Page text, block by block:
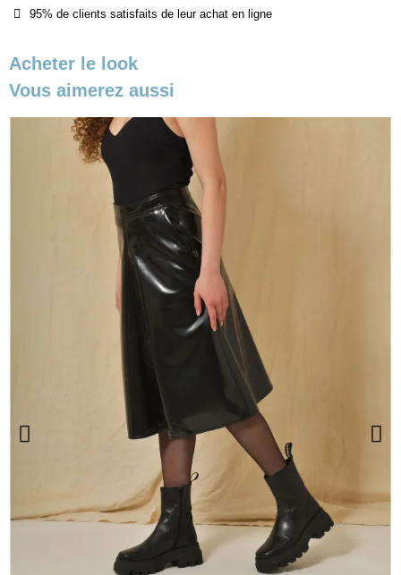
95% de clients satisfaits de leur achat en ligne
Acheter le look
Vous aimerez aussi